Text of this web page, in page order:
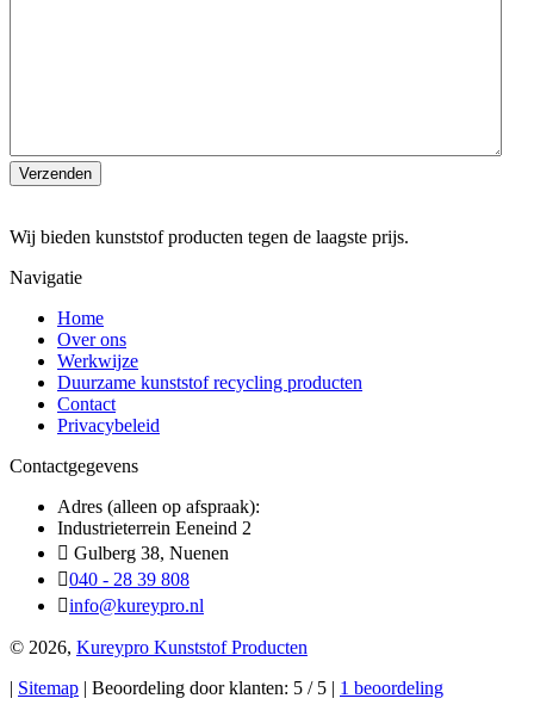
Wij bieden kunststof producten tegen de laagste prijs.
Navigatie
Home
Over ons
Werkwijze
Duurzame kunststof recycling producten
Contact
Privacybeleid
Contactgegevens
Adres (alleen op afspraak):
Industrieterrein Eeneind 2
Gulberg 38, Nuenen
040 - 28 39 808
info@kureypro.nl
© 2026, Kureypro Kunststof Producten
| Sitemap | Beoordeling door klanten: 5 / 5 | 1 beoordeling